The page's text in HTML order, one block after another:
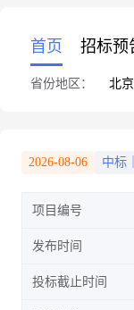
首页 招标预
省份地区： 北京
2026-08-06 中标
项目编号
发布时间
投标截止时间